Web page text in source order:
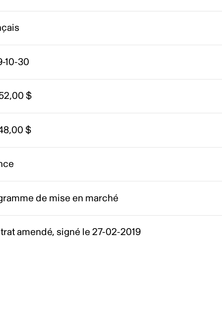
10-30
$
$
de mise en marché
amendé, signé le 27-02-2019